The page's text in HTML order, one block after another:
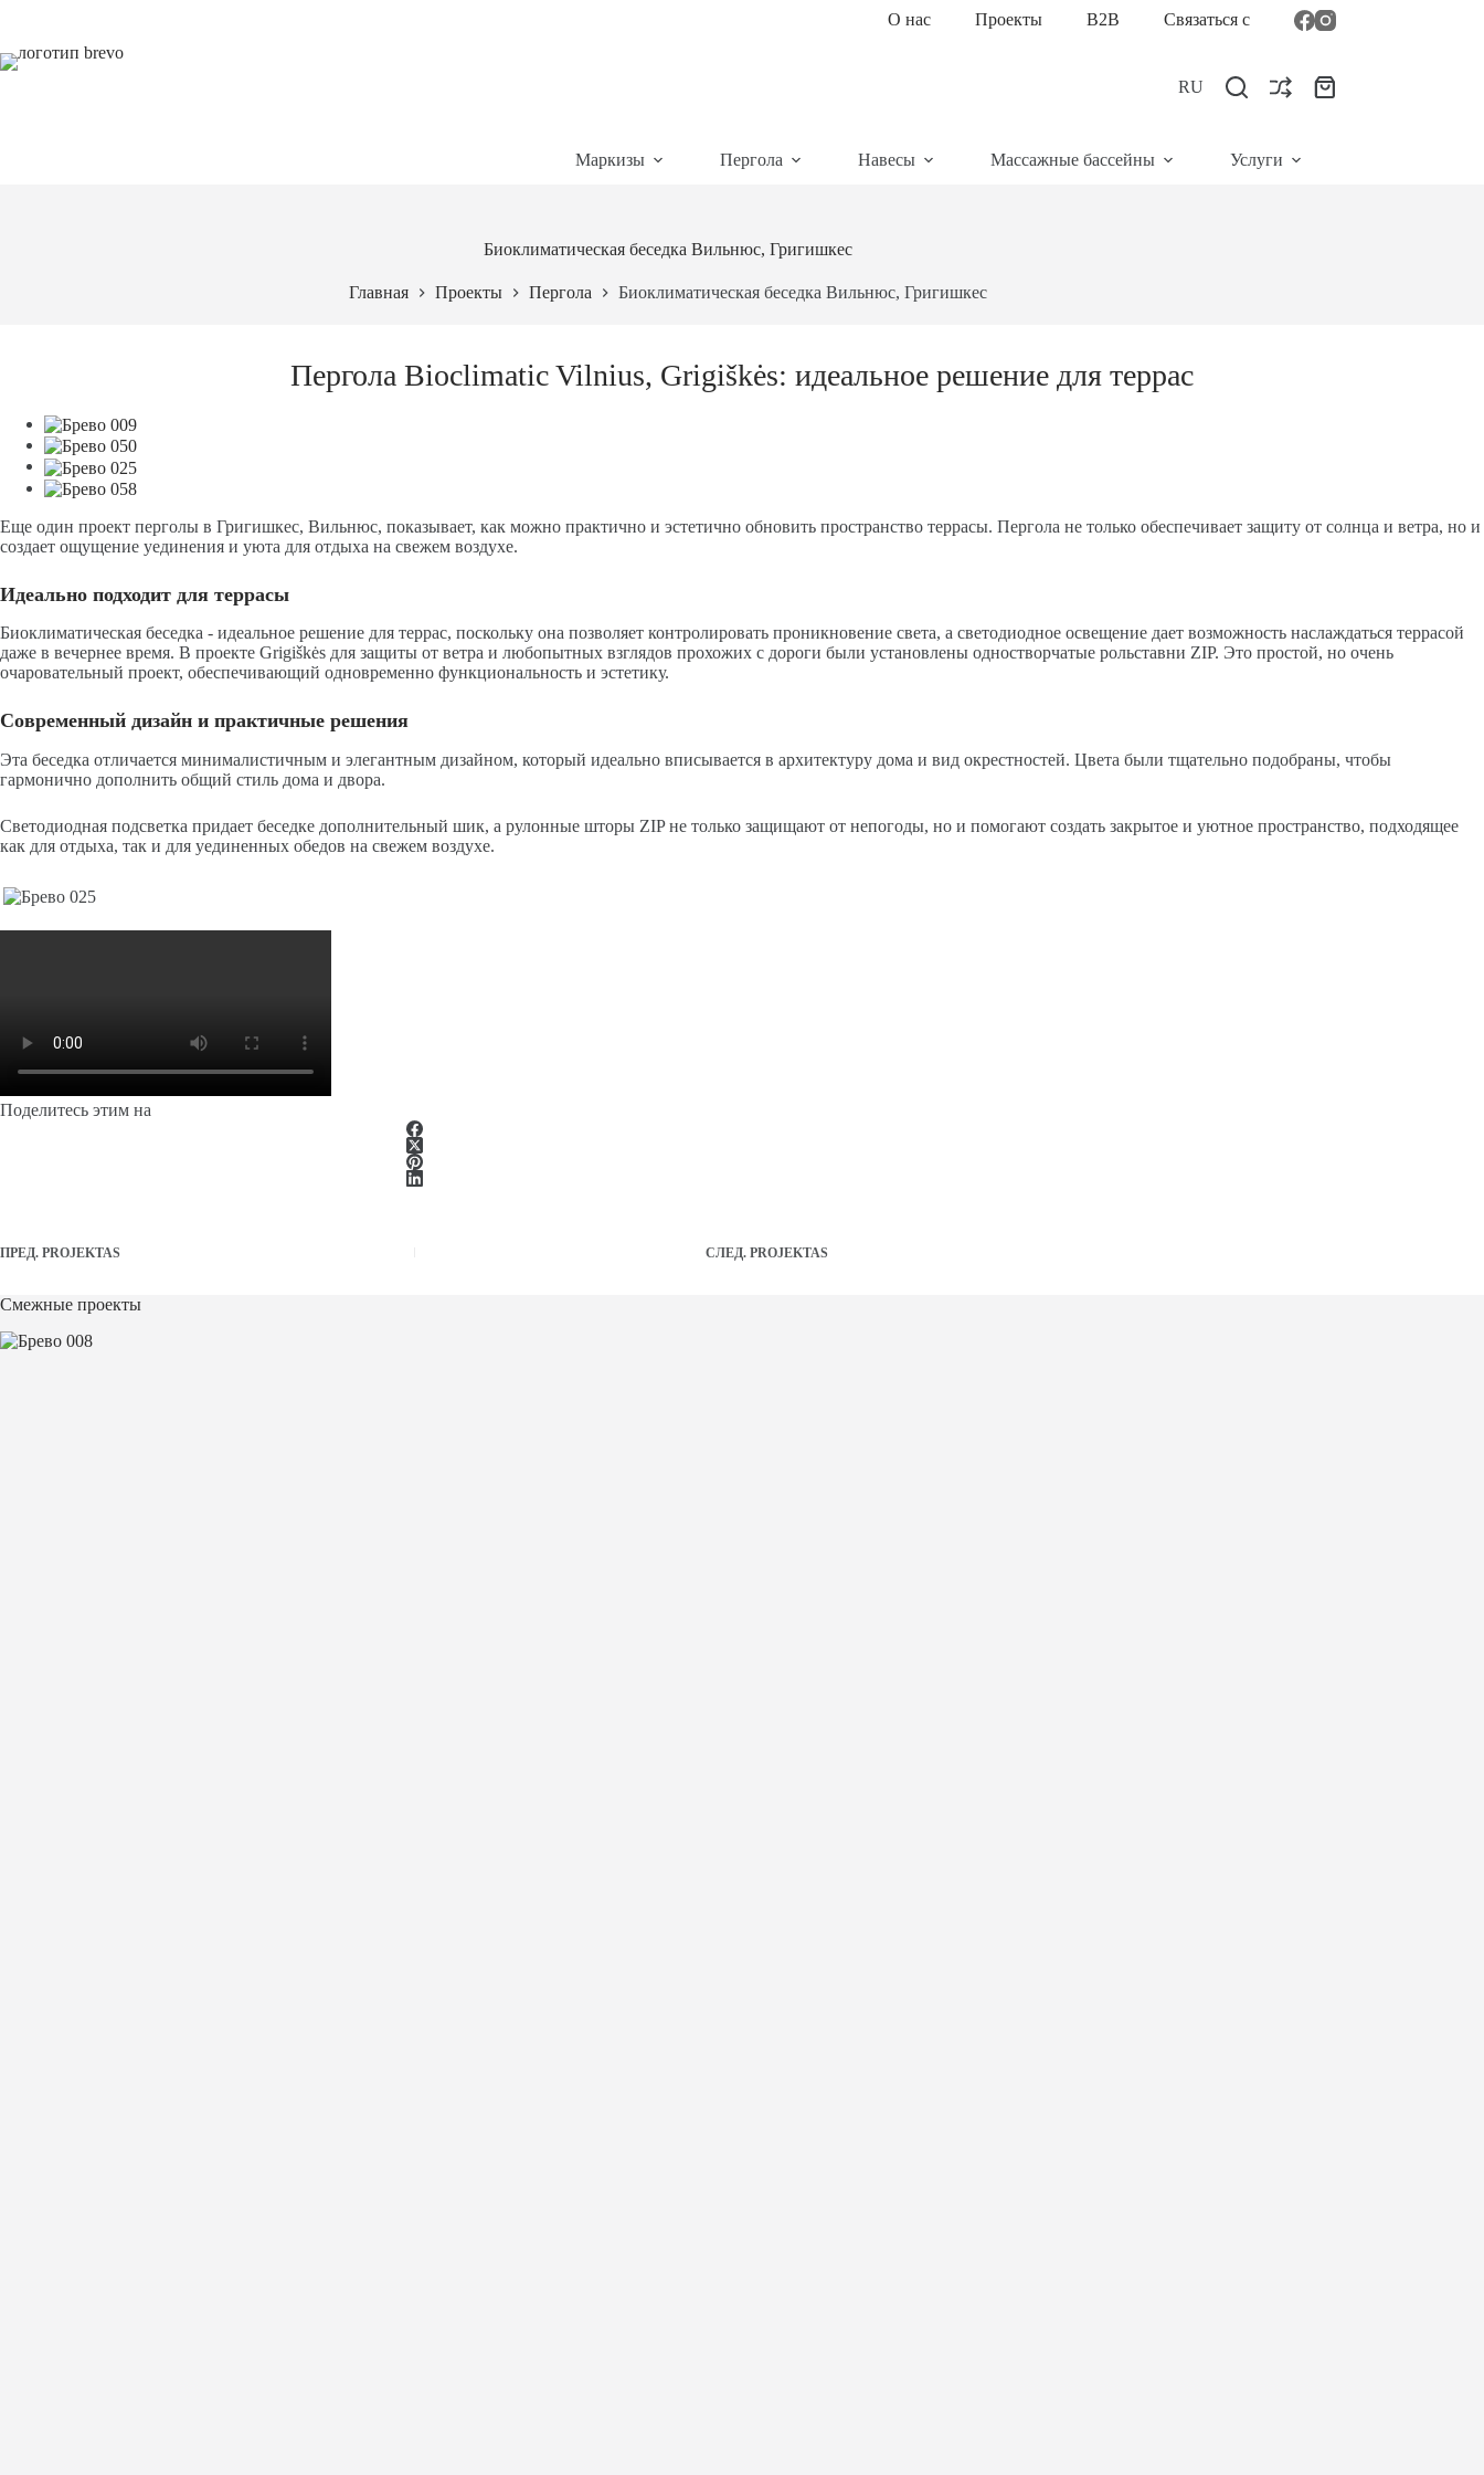
сути
О нас Проекты B2B Связаться с
RU Корзина
Маркизы Пергола Навесы Массажные бассейны Услуги
Биоклиматическая беседка Вильнюс, Григишкес
Главная Проекты Пергола Биоклиматическая беседка Вильнюс, Григишкес
Пергола Bioclimatic Vilnius, Grigiškės: идеальное решение для террас
Еще один проект перголы в Григишкес, Вильнюс, показывает, как можно практично и эстетично обновить пространство террасы. Пергола не только обеспечивает защиту от солнца и ветра, но и
создает ощущение уединения и уюта для отдыха на свежем воздухе.
Идеально подходит для террасы
Биоклиматическая беседка - идеальное решение для террас, поскольку она позволяет контролировать проникновение света, а светодиодное освещение дает возможность наслаждаться террасой
даже в вечернее время. В проекте Grigiškės для защиты от ветра и любопытных взглядов прохожих с дороги были установлены одностворчатые рольставни ZIP. Это простой, но очень
очаровательный проект, обеспечивающий одновременно функциональность и эстетику.
Современный дизайн и практичные решения
Эта беседка отличается минималистичным и элегантным дизайном, который идеально вписывается в архитектуру дома и вид окрестностей. Цвета были тщательно подобраны, чтобы
гармонично дополнить общий стиль дома и двора.
Светодиодная подсветка придает беседке дополнительный шик, а рулонные шторы ZIP не только защищают от непогоды, но и помогают создать закрытое и уютное пространство, подходящее
как для отдыха, так и для уединенных обедов на свежем воздухе.
Поделитесь этим на
ПРЕД. PROJEKTAS СЛЕД. PROJEKTAS
Смежные проекты